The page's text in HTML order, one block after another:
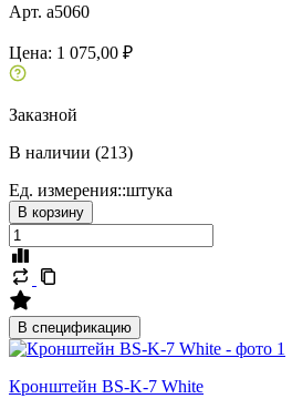
Арт. a5060
Цена: 1 075,00 ₽
Заказной
В наличии (213)
Ед. измерения::штука
В корзину
В спецификацию
Кронштейн BS-K-7 White